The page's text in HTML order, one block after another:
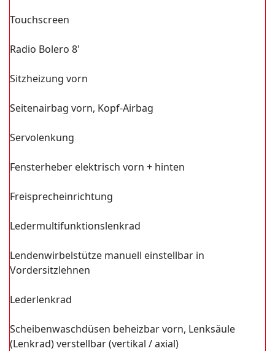
Touchscreen
Radio Bolero 8'
Sitzheizung vorn
Seitenairbag vorn, Kopf-Airbag
Servolenkung
Fensterheber elektrisch vorn + hinten
Freisprecheinrichtung
Ledermultifunktionslenkrad
Lendenwirbelstütze manuell einstellbar in
Vordersitzlehnen
Lederlenkrad
Scheibenwaschdüsen beheizbar vorn, Lenksäule
(Lenkrad) verstellbar (vertikal / axial)